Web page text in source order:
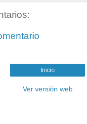
Inicio
Ver versión web